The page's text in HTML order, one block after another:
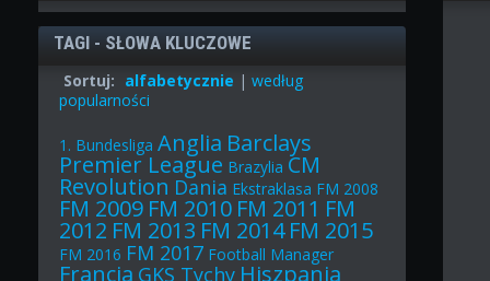
TAGI - SŁOWA KLUCZOWE
Sortuj: alfabetycznie |według
popularności
1. Bundesliga Anglia Barclays
Premier League Brazylia CM
Revolution Dania Ekstraklasa FM 2008
FM 2009 FM 2010 FM 2011 FM
2012 FM 2013 FM 2014 FM 2015
FM 2016 FM 2017 Football Manager
Francja GKS Tychy Hiszpania